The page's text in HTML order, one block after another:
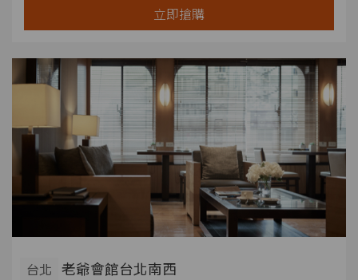
立即搶購
台北 老爺會館台北南西